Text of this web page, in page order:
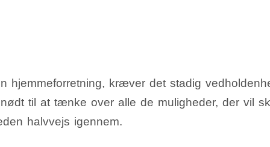
hjemmeforretning, kræver det stadig
til at tænke over alle de muligheder, der vil
halvvejs igennem.